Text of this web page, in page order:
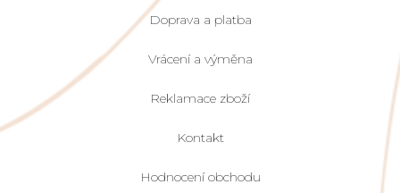
Doprava a platba
Vrácení a výměna
Reklamace zboží
Kontakt
Hodnocení obchodu